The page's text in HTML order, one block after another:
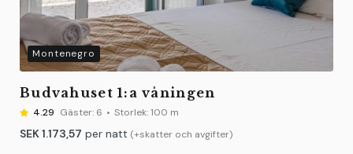
Montenegro
Budvahuset 1:a våningen
4.29 Gäster: 6 Storlek:100 m
SEK1.173,57 per natt (+skatter och avgifter)